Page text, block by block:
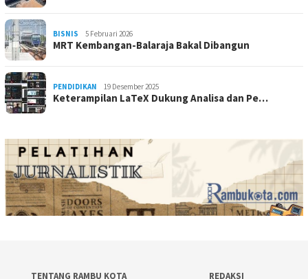
BISNIS 5 Februari 2026
MRT Kembangan-Balaraja Bakal Dibangun
PENDIDIKAN 19 Desember 2025
Keterampilan LaTeX Dukung Analisa dan Pe…
TENTANG RAMBU KOTA REDAKSI